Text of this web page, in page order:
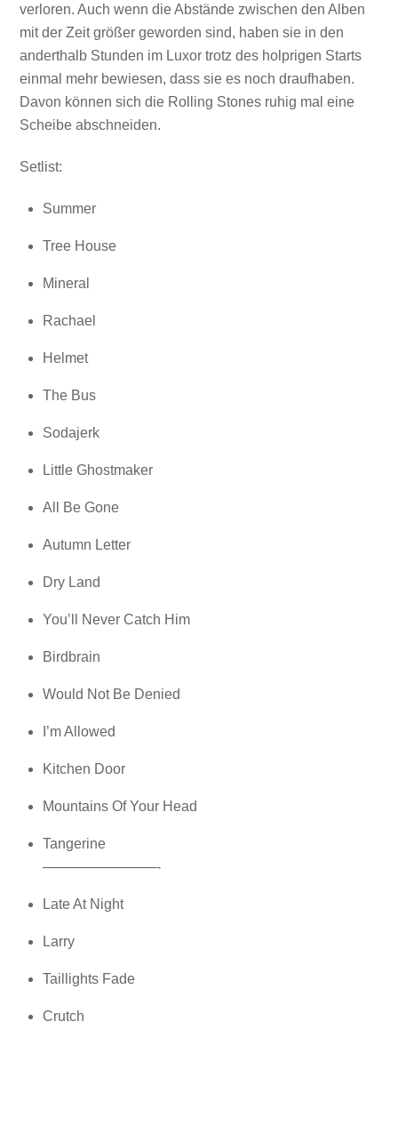
verloren. Auch wenn die Abstände zwischen den Alben
mit der Zeit größer geworden sind, haben sie in den
anderthalb Stunden im Luxor trotz des holprigen Starts
einmal mehr bewiesen, dass sie es noch draufhaben.
Davon können sich die Rolling Stones ruhig mal eine
Scheibe abschneiden.
Setlist:
Summer
Tree House
Mineral
Rachael
Helmet
The Bus
Sodajerk
Little Ghostmaker
All Be Gone
Autumn Letter
Dry Land
You’ll Never Catch Him
Birdbrain
Would Not Be Denied
I’m Allowed
Kitchen Door
Mountains Of Your Head
Tangerine
————————-
Late At Night
Larry
Taillights Fade
Crutch